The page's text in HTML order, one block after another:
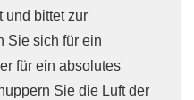
und bittet zur
Sie sich für ein
für ein absolutes
Sie die Luft der